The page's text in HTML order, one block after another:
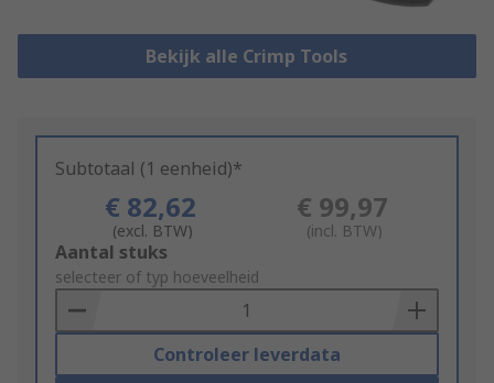
Bekijk alle Crimp Tools
Subtotaal (1 eenheid)*
€ 82,62
(excl. BTW)
€ 99,97
(incl. BTW)
Add
to
Basket
Aantal stuks
selecteer of typ hoeveelheid
Controleer leverdata